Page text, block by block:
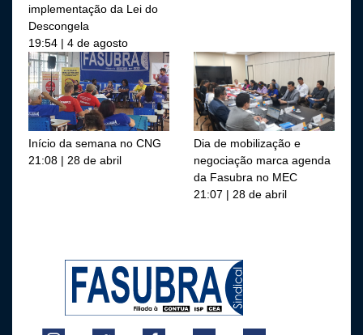
implementação da Lei do
Descongela
19:54 | 4 de agosto
Início da semana no CNG
21:08 | 28 de abril
Dia de mobilização e
negociação marca agenda
da Fasubra no MEC
21:07 | 28 de abril